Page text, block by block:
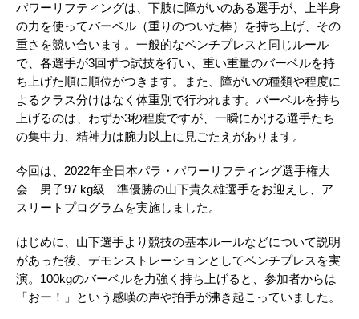
パワーリフティングは、下肢に障がいのある選手が、上半身
の力を使ってバーベル（重りのついた棒）を持ち上げ、その
重さを競い合います。一般的なベンチプレスと同じルール
で、各選手が3回ずつ試技を行い、重い重量のバーベルを持
ち上げた順に順位がつきます。また、障がいの種類や程度に
よるクラス分けはなく体重別で行われます。バーベルを持ち
上げるのは、わずか3秒程度ですが、一瞬にかける選手たち
の集中力、精神力は腕力以上に見ごたえがあります。
今回は、2022年全日本パラ・パワーリフティング選手権大
会 男子97 kg級 準優勝の山下貴久雄選手をお迎えし、ア
スリートプログラムを実施しました。
はじめに、山下選手より競技の基本ルールなどについて説明
があった後、デモンストレーションとしてベンチプレスを実
演。100kgのバーベルを力強く持ち上げると、参加者からは
「おー！」という感嘆の声や拍手が沸き起こっていました。